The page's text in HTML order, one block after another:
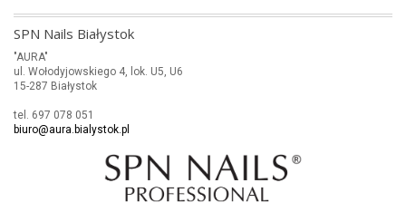
SPN Nails Białystok
"AURA"
ul. Wołodyjowskiego 4, lok. U5, U6
15-287 Białystok
tel. 697 078 051
biuro@aura.bialystok.pl